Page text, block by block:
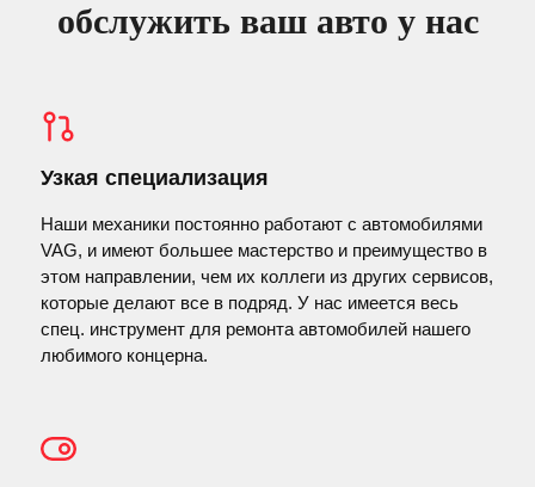
обслужить ваш авто у нас
Узкая специализация
Наши механики постоянно работают с автомобилями
VAG, и имеют большее мастерство и преимущество в
этом направлении, чем их коллеги из других сервисов,
которые делают все в подряд. У нас имеется весь
спец. инструмент для ремонта автомобилей нашего
любимого концерна.